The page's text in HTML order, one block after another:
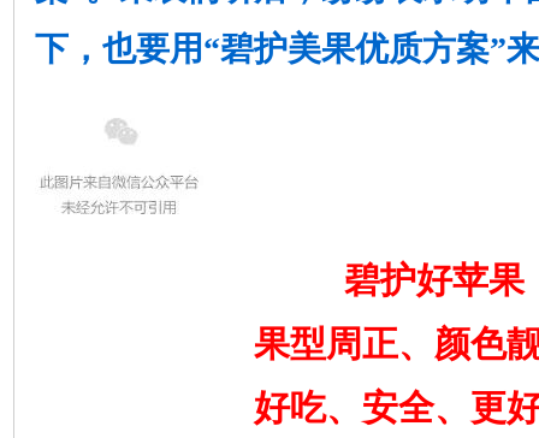
下，也要用“碧护美果优质方案”
碧护好苹果
果型周正、颜色
好吃、安全、更